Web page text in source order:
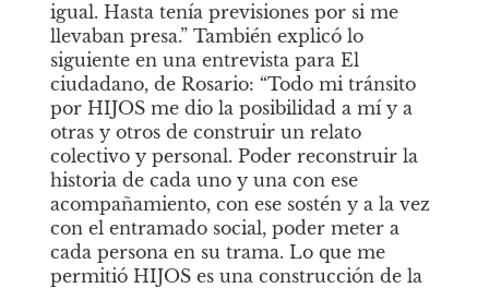
igual. Hasta tenía previsiones por si me
llevaban presa.” También explicó lo
siguiente en una entrevista para El
ciudadano, de Rosario: “Todo mi tránsito
por HIJOS me dio la posibilidad a mí y a
otras y otros de construir un relato
colectivo y personal. Poder reconstruir la
historia de cada uno y una con ese
acompañamiento, con ese sostén y a la vez
con el entramado social, poder meter a
cada persona en su trama. Lo que me
permitió HIJOS es una construcción de la